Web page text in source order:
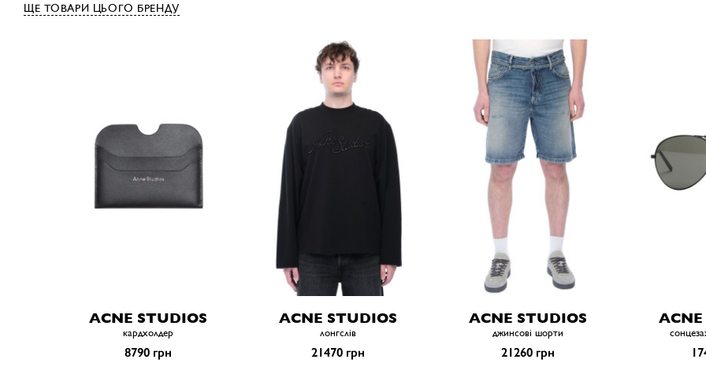
ЩЕ ТОВАРИ ЦЬОГО БРЕНДУ
ACNE STUDIOS
кардхолдер
8790 грн
ACNE STUDIOS
лонгслів
21470 грн
ACNE STUDIOS
джинсові шорти
21260 грн
ACNE